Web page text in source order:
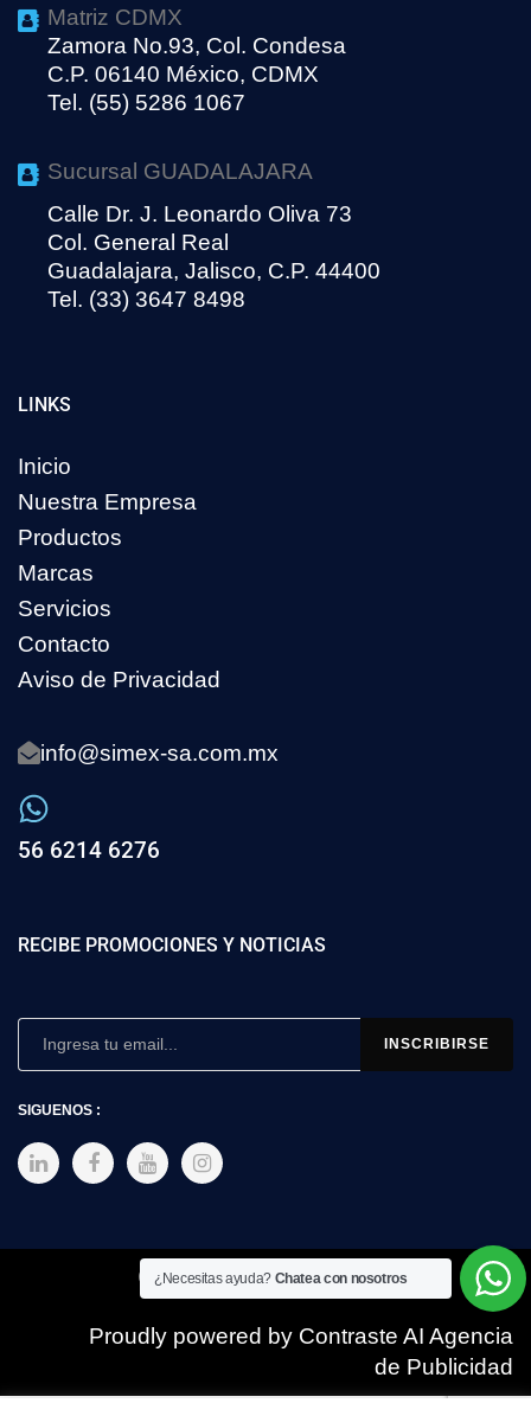
Matriz CDMX
Zamora No.93, Col. Condesa
C.P. 06140 México, CDMX
Tel. (55) 5286 1067
Sucursal GUADALAJARA
Calle Dr. J. Leonardo Oliva 73
Col. General Real
Guadalajara, Jalisco, C.P. 44400
Tel. (33) 3647 8498
LINKS
Inicio
Nuestra Empresa
Productos
Marcas
Servicios
Contacto
Aviso de Privacidad
info@simex-sa.com.mx
56 6214 6276
RECIBE PROMOCIONES Y NOTICIAS
SIGUENOS :
Copyright © 2025 SIMEX
Proudly powered by Contraste AI Agencia
de Publicidad
¿Necesitas ayuda? Chatea con nosotros